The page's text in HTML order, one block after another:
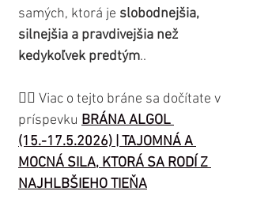
samých, ktorá je slobodnejšia,
silnejšia a pravdivejšia než
kedykoľvek predtým..
👉🏼 Viac o tejto bráne sa dočítate v
príspevku BRÁNA ALGOL
(15.-17.5.2026) | TAJOMNÁ A
MOCNÁ SILA, KTORÁ SA RODÍ Z
NAJHLBŠIEHO TIEŇA